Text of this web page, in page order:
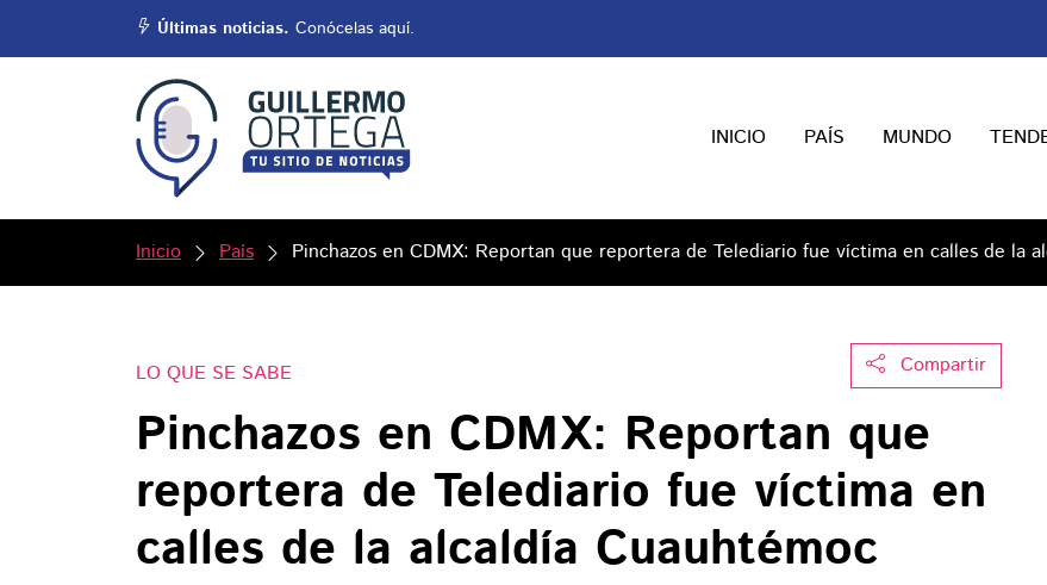
Últimas noticias. Conócelas aquí.
INICIO PAÍS MUNDO
Inicio País Pinchazos en CDMX: Reportan que reportera de Telediario fue víctima en calles de la
Compartir
LO QUE SE SABE
Pinchazos en CDMX: Reportan que
reportera de Telediario fue víctima en
calles de la alcaldía Cuauhtémoc